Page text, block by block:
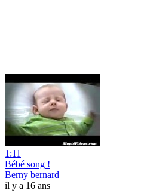
1:11
Bébé song !
Berny bernard
il y a 16 ans